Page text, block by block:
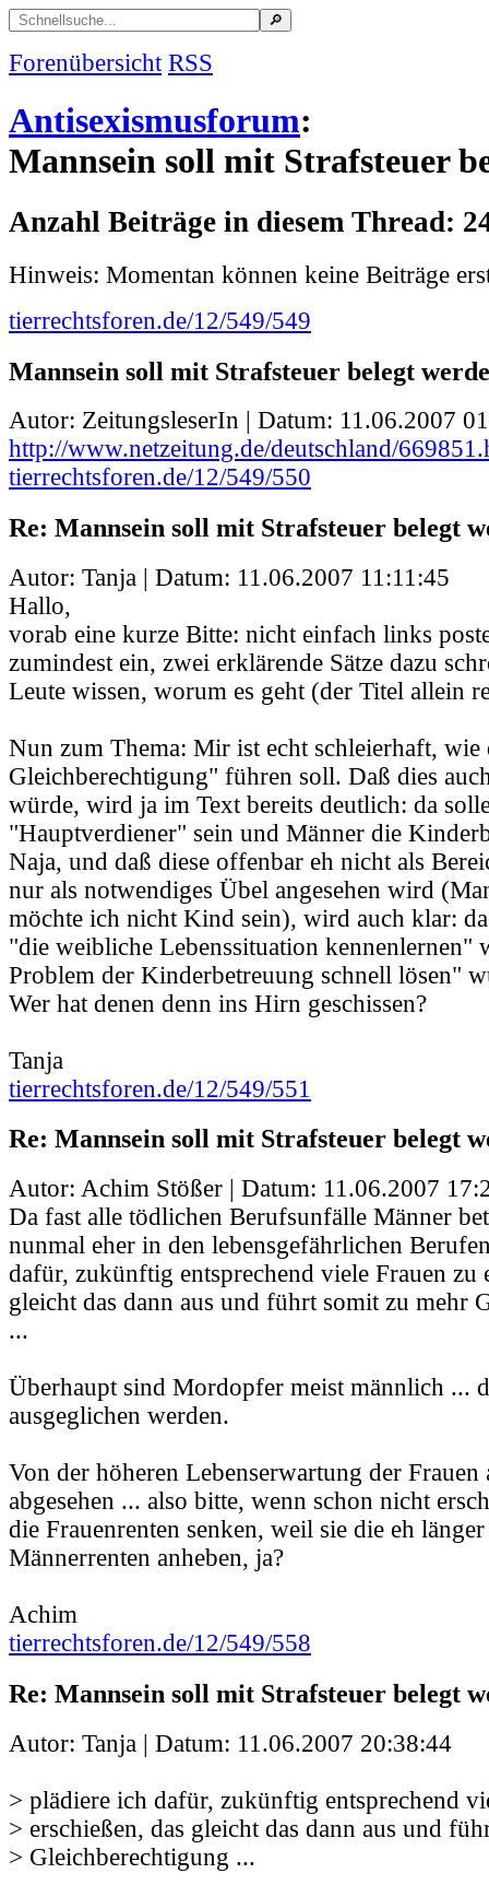
Forenübersicht RSS
Antisexismusforum:
Mannsein soll mit Strafsteuer
Anzahl Beiträge in diesem Thread:
Hinweis: Momentan können keine Beiträge
tierrechtsforen.de/12/549/549
Mannsein soll mit Strafsteuer belegt
Autor: ZeitungsleserIn | Datum: 11.06.2007
http://www.netzeitung.de/deutschland/
tierrechtsforen.de/12/549/550
Re: Mannsein soll mit Strafsteuer belegt
Autor: Tanja | Datum: 11.06.2007 11:11:45
Hallo,
vorab eine kurze Bitte: nicht einfach links
zumindest ein, zwei erklärende Sätze dazu
Leute wissen, worum es geht (der Titel allein
Nun zum Thema: Mir ist echt schleierhaft, wie
Gleichberechtigung" führen soll. Daß dies
würde, wird ja im Text bereits deutlich: da
"Hauptverdiener" sein und Männer die
Naja, und daß diese offenbar eh nicht als
nur als notwendiges Übel angesehen wird
möchte ich nicht Kind sein), wird auch klar:
"die weibliche Lebenssituation kennenlernen"
Problem der Kinderbetreuung schnell lösen"
Wer hat denen denn ins Hirn geschissen?
Tanja
tierrechtsforen.de/12/549/551
Re: Mannsein soll mit Strafsteuer belegt
Autor: Achim Stößer | Datum: 11.06.2007
Da fast alle tödlichen Berufsunfälle Männer
nunmal eher in den lebensgefährlichen
dafür, zukünftig entsprechend viele Frauen zu
gleicht das dann aus und führt somit zu mehr
...
Überhaupt sind Mordopfer meist männlich ...
ausgeglichen werden.
Von der höheren Lebenserwartung der Frauen
abgesehen ... also bitte, wenn schon nicht
die Frauenrenten senken, weil sie die eh
Männerrenten anheben, ja?
Achim
tierrechtsforen.de/12/549/558
Re: Mannsein soll mit Strafsteuer belegt
Autor: Tanja | Datum: 11.06.2007 20:38:44
> plädiere ich dafür, zukünftig entsprechend
> erschießen, das gleicht das dann aus und
> Gleichberechtigung ...